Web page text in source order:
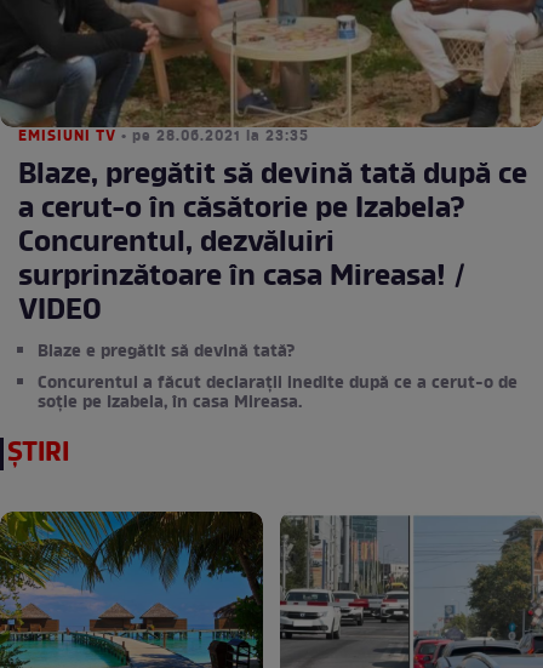
EMISIUNI TV • pe 28.06.2021 la 23:35
Blaze, pregătit să devină tată după ce
a cerut-o în căsătorie pe Izabela?
Concurentul, dezvăluiri
surprinzătoare în casa Mireasa! /
VIDEO
Blaze e pregătit să devină tată?
Concurentul a făcut declarații inedite după ce a cerut-o de
soție pe Izabela, în casa Mireasa.
ȘTIRI